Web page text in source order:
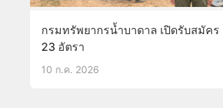
กรมทรัพยากรน้ำบาดาล เปิดรับสมัคร
23 อัตรา
10 ก.ค. 2026